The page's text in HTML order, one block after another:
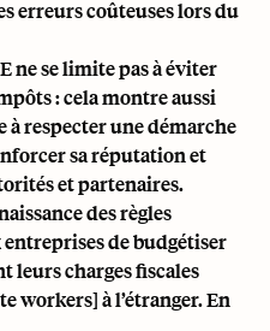
erreurs coûteuses lors du
ne se limite pas à éviter
: cela montre aussi
à respecter une démarche
sa réputation et
et partenaires.
des règles
de budgétiser
leurs charges fiscales
workers] à l’étranger. En